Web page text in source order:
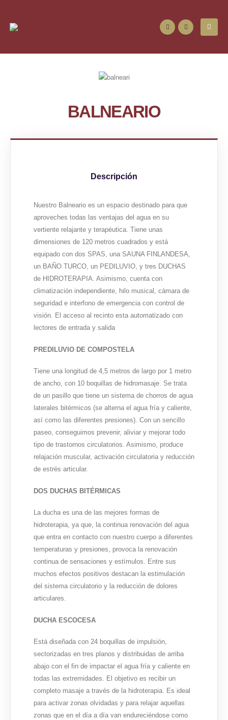
BALNEARIO
Descripción
Nuestro Balneario es un espacio destinado para que
aproveches todas las ventajas del agua en su
vertiente relajante y terapéutica. Tiene unas
dimensiones de 120 metros cuadrados y está
equipado con dos SPAS, una SAUNA FINLANDESA,
un BAÑO TURCO, un PEDILUVIO, y tres DUCHAS
de HIDROTERAPIA. Asimismo, cuenta con
climatización independiente, hilo musical, cámara de
seguridad e interfono de emergencia con control de
visión. El acceso al recinto esta automatizado con
lectores de entrada y salida
PREDILUVIO DE COMPOSTELA
Tiene una longitud de 4,5 metros de largo por 1 metro
de ancho, con 10 boquillas de hidromasaje. Se trata
de un pasillo que tiene un sistema de chorros de agua
laterales bitérmicos (se alterna el agua fría y caliente,
así como las diferentes presiones). Con un sencillo
paseo, conseguimos prevenir, aliviar y mejorar todo
tipo de trastornos circulatorios. Asimismo, produce
relajación muscular, activación circulatoria y reducción
de estrés articular.
DOS DUCHAS BITÉRMICAS
La ducha es una de las mejores formas de
hidroterapia, ya que, la continua renovación del agua
que entra en contacto con nuestro cuerpo a diferentes
temperaturas y presiones, provoca la renovación
continua de sensaciones y estímulos. Entre sus
muchos efectos positivos destacan la estimulación
del sistema circulatorio y la reducción de dolores
articulares.
DUCHA ESCOCESA
Está diseñada con 24 boquillas de impulsión,
sectorizadas en tres planos y distribuidas de arriba
abajo con el fin de impactar el agua fría y caliente en
todas las extremidades. El objetivo es recibir un
completo masaje a través de la hidroterapia. Es ideal
para activar zonas olvidadas y para relajar aquellas
zonas que en el día a día van endureciéndose como